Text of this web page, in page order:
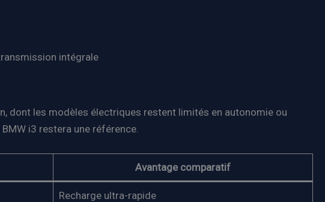
intégrale
dont les modèles électriques restent limités en autonomie ou
i3 restera une référence.
Avantage comparatif
Recharge ultra-rapide